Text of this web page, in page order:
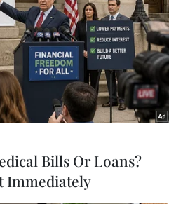
Bills Or Loans?
Immediately